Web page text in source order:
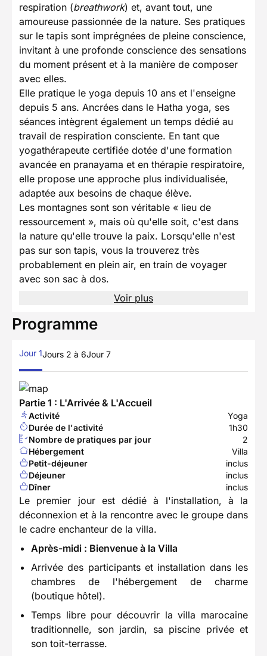
respiration (breathwork) et, avant tout, une
amoureuse passionnée de la nature. Ses pratiques
sur le tapis sont imprégnées de pleine conscience,
invitant à une profonde conscience des sensations
du moment présent et à la manière de composer
avec elles.
Elle pratique le yoga depuis 10 ans et l'enseigne
depuis 5 ans. Ancrées dans le Hatha yoga, ses
séances intègrent également un temps dédié au
travail de respiration consciente. En tant que
yogathérapeute certifiée dotée d'une formation
avancée en pranayama et en thérapie respiratoire,
elle propose une approche plus individualisée,
adaptée aux besoins de chaque élève.
Les montagnes sont son véritable « lieu de
ressourcement », mais où qu'elle soit, c'est dans
la nature qu'elle trouve la paix. Lorsqu'elle n'est
pas sur son tapis, vous la trouverez très
probablement en plein air, en train de voyager
avec son sac à dos.
Voir plus
Programme
Jour 1Jours 2 à 6Jour 7
Partie 1 : L'Arrivée & L'Accueil
Activité
Yoga
Durée de l'activité
1h30
Nombre de pratiques par jour
2
Hébergement
Villa
Petit-déjeuner
inclus
Déjeuner
inclus
Dîner
inclus
Le premier jour est dédié à l'installation, à la
déconnexion et à la rencontre avec le groupe dans
le cadre enchanteur de la villa.
Après-midi : Bienvenue à la Villa
Arrivée des participants et installation dans les
chambres de l'hébergement de charme
(boutique hôtel).
Temps libre pour découvrir la villa marocaine
traditionnelle, son jardin, sa piscine privée et
son toit-terrasse.